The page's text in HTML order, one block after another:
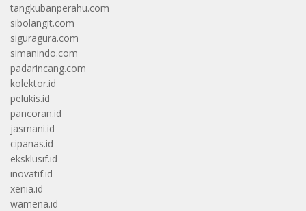
tangkubanperahu.com
sibolangit.com
siguragura.com
simanindo.com
padarincang.com
kolektor.id
pelukis.id
pancoran.id
jasmani.id
cipanas.id
eksklusif.id
inovatif.id
xenia.id
wamena.id